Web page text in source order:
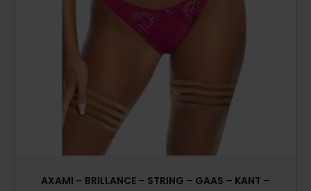
AXAMI – BRILLANCE – STRING – GAAS – KANT –